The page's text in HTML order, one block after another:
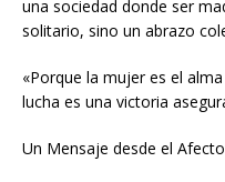
una sociedad donde ser
solitario, sino un abrazo
«Porque la mujer es el
lucha es una victoria
Un Mensaje desde el